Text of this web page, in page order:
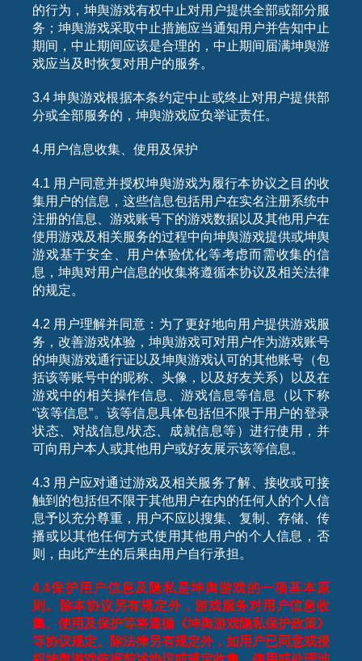
的行为，坤舆游戏有权中止对用户提供全部或部分服
务；坤舆游戏采取中止措施应当通知用户并告知中止
期间，中止期间应该是合理的，中止期间届满坤舆游
戏应当及时恢复对用户的服务。
3.4 坤舆游戏根据本条约定中止或终止对用户提供部
分或全部服务的，坤舆游戏应负举证责任。
4.用户信息收集、使用及保护
4.1 用户同意并授权坤舆游戏为履行本协议之目的收
集用户的信息，这些信息包括用户在实名注册系统中
注册的信息、游戏账号下的游戏数据以及其他用户在
使用游戏及相关服务的过程中向坤舆游戏提供或坤舆
游戏基于安全、用户体验优化等考虑而需收集的信
息，坤舆对用户信息的收集将遵循本协议及相关法律
的规定。
4.2 用户理解并同意：为了更好地向用户提供游戏服
务，改善游戏体验，坤舆游戏可对用户作为游戏账号
的坤舆游戏通行证以及坤舆游戏认可的其他账号（包
括该等账号中的昵称、头像，以及好友关系）以及在
游戏中的相关操作信息、游戏信息等信息（以下称
“该等信息”。该等信息具体包括但不限于用户的登录
状态、对战信息/状态、成就信息等）进行使用，并
可向用户本人或其他用户或好友展示该等信息。
4.3 用户应对通过游戏及相关服务了解、接收或可接
触到的包括但不限于其他用户在内的任何人的个人信
息予以充分尊重，用户不应以搜集、复制、存储、传
播或以其他任何方式使用其他用户的个人信息，否
则，由此产生的后果由用户自行承担。
4.4保护用户信息及隐私是坤舆游戏的一项基本原
则。除本协议另有规定外，游戏服务对用户信息收
集、使用及保护等将遵循《坤舆游戏隐私保护政策》
等协议规定。除法律另有规定外，如用户已同意或授